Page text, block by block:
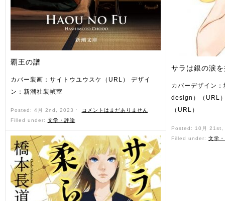
覇王の譜
カバー装画：サイトウユウスケ（URL） デザイ
ン：新潮社装幀室
Posted: 4月 2nd, 2023 ˑ
コメントはまだありません
Filled under: 文学・評論
サラは銀の涙
カバーデザイン
design）（URL
（URL）
Posted: 10月
Filled under: 文学